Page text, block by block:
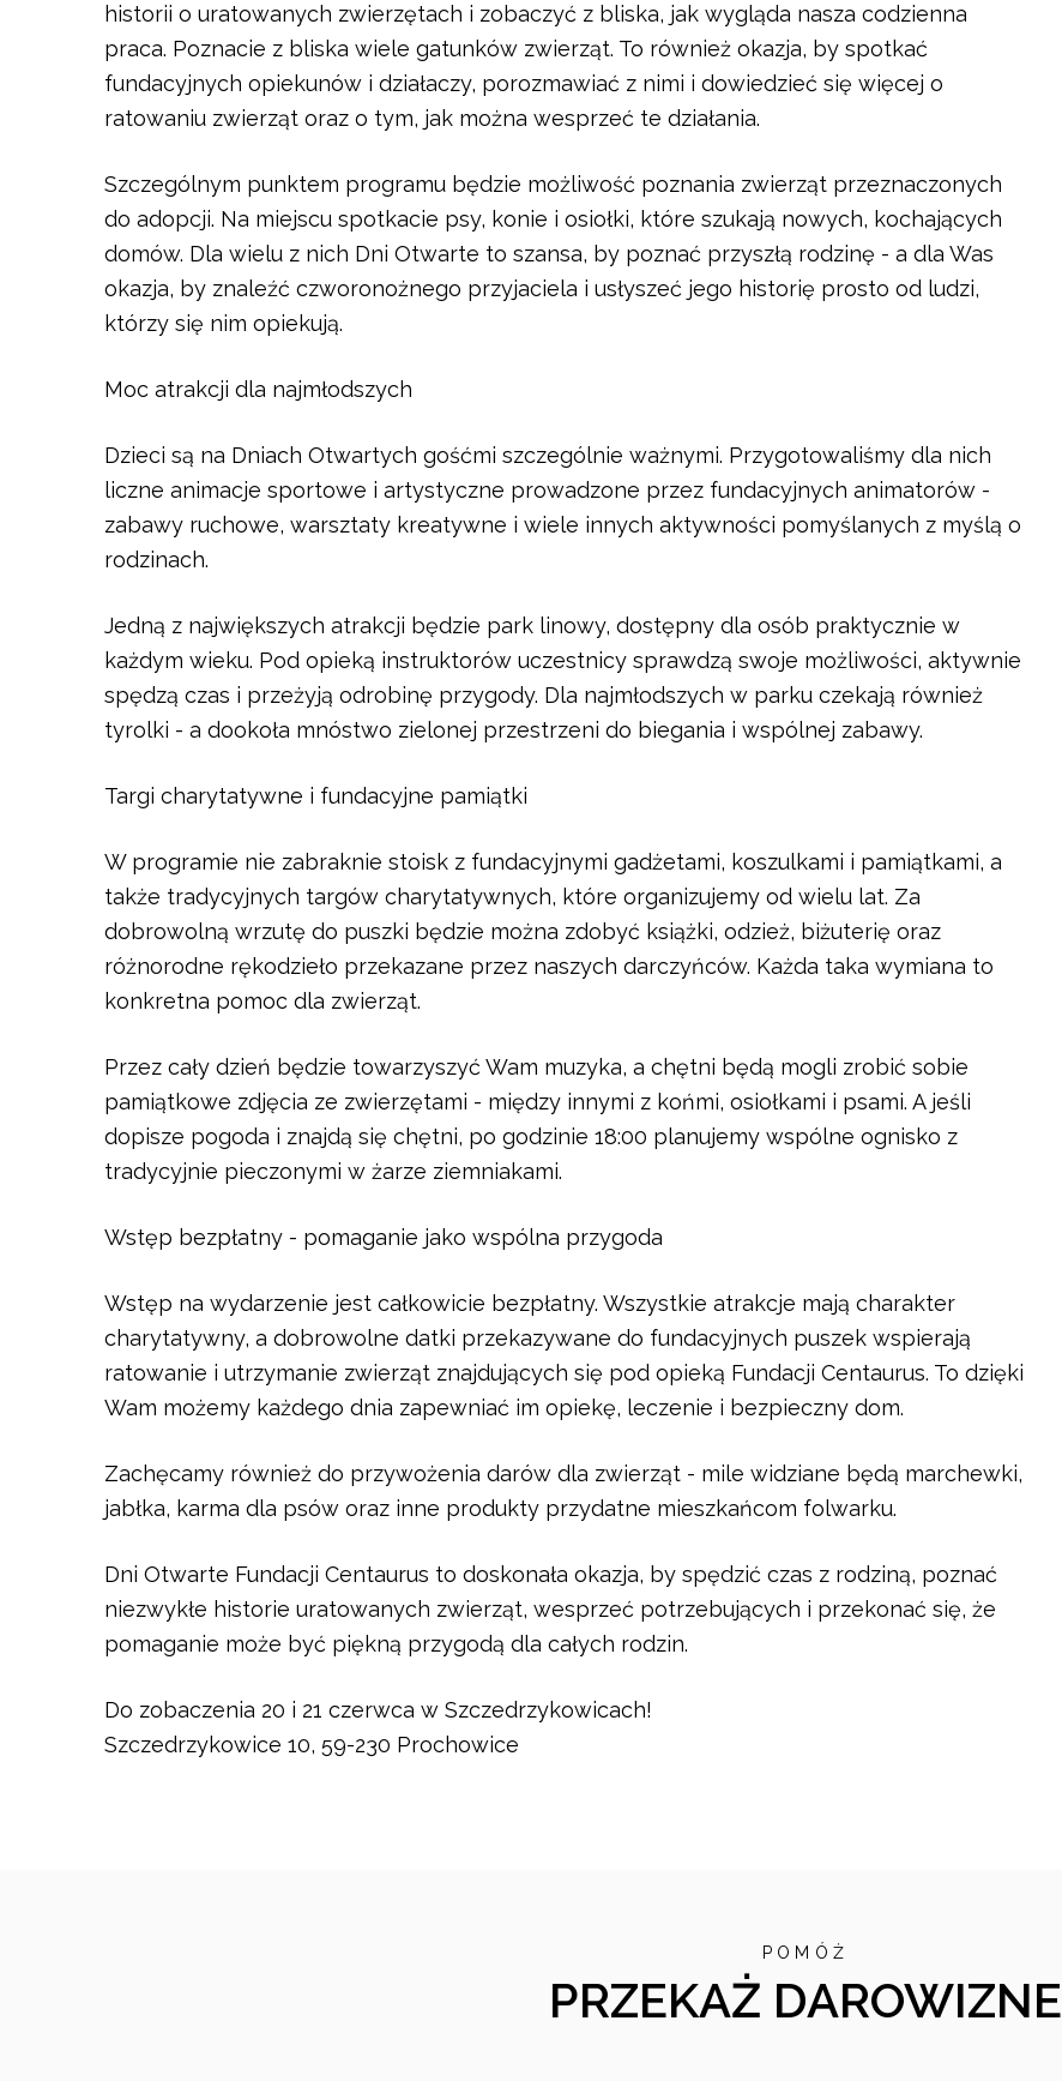
historii o uratowanych zwierzętach i zobaczyć z bliska, jak wygląda nasza codzienna
praca. Poznacie z bliska wiele gatunków zwierząt. To również okazja, by spotkać
fundacyjnych opiekunów i działaczy, porozmawiać z nimi i dowiedzieć się więcej o
ratowaniu zwierząt oraz o tym, jak można wesprzeć te działania.
Szczególnym punktem programu będzie możliwość poznania zwierząt przeznaczonych
do adopcji. Na miejscu spotkacie psy, konie i osiołki, które szukają nowych, kochających
domów. Dla wielu z nich Dni Otwarte to szansa, by poznać przyszłą rodzinę - a dla Was
okazja, by znaleźć czworonożnego przyjaciela i usłyszeć jego historię prosto od ludzi,
którzy się nim opiekują.
Moc atrakcji dla najmłodszych
Dzieci są na Dniach Otwartych gośćmi szczególnie ważnymi. Przygotowaliśmy dla nich
liczne animacje sportowe i artystyczne prowadzone przez fundacyjnych animatorów -
zabawy ruchowe, warsztaty kreatywne i wiele innych aktywności pomyślanych z myślą o
rodzinach.
Jedną z największych atrakcji będzie park linowy, dostępny dla osób praktycznie w
każdym wieku. Pod opieką instruktorów uczestnicy sprawdzą swoje możliwości, aktywnie
spędzą czas i przeżyją odrobinę przygody. Dla najmłodszych w parku czekają również
tyrolki - a dookoła mnóstwo zielonej przestrzeni do biegania i wspólnej zabawy.
Targi charytatywne i fundacyjne pamiątki
W programie nie zabraknie stoisk z fundacyjnymi gadżetami, koszulkami i pamiątkami, a
także tradycyjnych targów charytatywnych, które organizujemy od wielu lat. Za
dobrowolną wrzutę do puszki będzie można zdobyć książki, odzież, biżuterię oraz
różnorodne rękodzieło przekazane przez naszych darczyńców. Każda taka wymiana to
konkretna pomoc dla zwierząt.
Przez cały dzień będzie towarzyszyć Wam muzyka, a chętni będą mogli zrobić sobie
pamiątkowe zdjęcia ze zwierzętami - między innymi z końmi, osiołkami i psami. A jeśli
dopisze pogoda i znajdą się chętni, po godzinie 18:00 planujemy wspólne ognisko z
tradycyjnie pieczonymi w żarze ziemniakami.
Wstęp bezpłatny - pomaganie jako wspólna przygoda
Wstęp na wydarzenie jest całkowicie bezpłatny. Wszystkie atrakcje mają charakter
charytatywny, a dobrowolne datki przekazywane do fundacyjnych puszek wspierają
ratowanie i utrzymanie zwierząt znajdujących się pod opieką Fundacji Centaurus. To dzięki
Wam możemy każdego dnia zapewniać im opiekę, leczenie i bezpieczny dom.
Zachęcamy również do przywożenia darów dla zwierząt - mile widziane będą marchewki,
jabłka, karma dla psów oraz inne produkty przydatne mieszkańcom folwarku.
Dni Otwarte Fundacji Centaurus to doskonała okazja, by spędzić czas z rodziną, poznać
niezwykłe historie uratowanych zwierząt, wesprzeć potrzebujących i przekonać się, że
pomaganie może być piękną przygodą dla całych rodzin.
Do zobaczenia 20 i 21 czerwca w Szczedrzykowicach!
Szczedrzykowice 10, 59-230 Prochowice
POMÓŻ
PRZEKAŻ DAROWIZNE